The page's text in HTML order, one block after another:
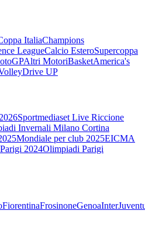
ItaliaChampions
LeagueCalcio EsteroSupercoppa
Altri MotoriBasketAmerica's
Drive UP
Sportmediaset Live Riccione
Invernali Milano Cortina
Mondiale per club 2025EICMA
2024Olimpiadi Parigi
FiorentinaFrosinoneGenoaInter